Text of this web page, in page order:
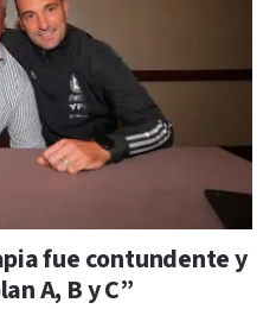
fue contundente y
A, B y C”